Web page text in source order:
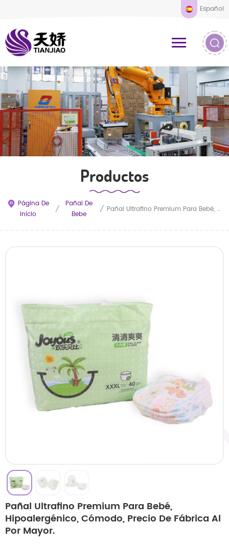
Español
Productos
Página De
Inicio
/
Pañal De
Bebe
/ Pañal Ultrafino Premium Para Bebé, Hipoalergénico, Cómodo, Precio De Fábrica Al Por Mayor.
Pañal Ultrafino Premium Para Bebé,
Hipoalergénico, Cómodo, Precio De Fábrica Al
Por Mayor.